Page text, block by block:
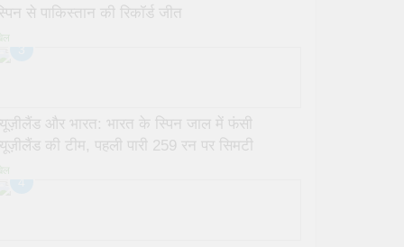
स्पिन से पाकिस्तान की रिकॉर्ड जीत
और भारत: भारत के स्पिन जाल में फंसी
की टीम, पहली पारी 259 रन पर सिमटी